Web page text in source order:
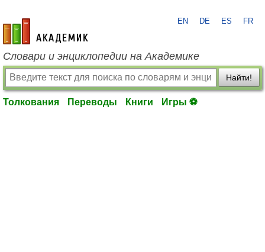
academic.ru
EN DE ES FR
Словари и энциклопедии на Академике
Найти!
Толкования Переводы Книги Игры ⚽